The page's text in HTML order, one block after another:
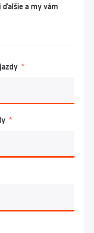
ďalšie a my vám